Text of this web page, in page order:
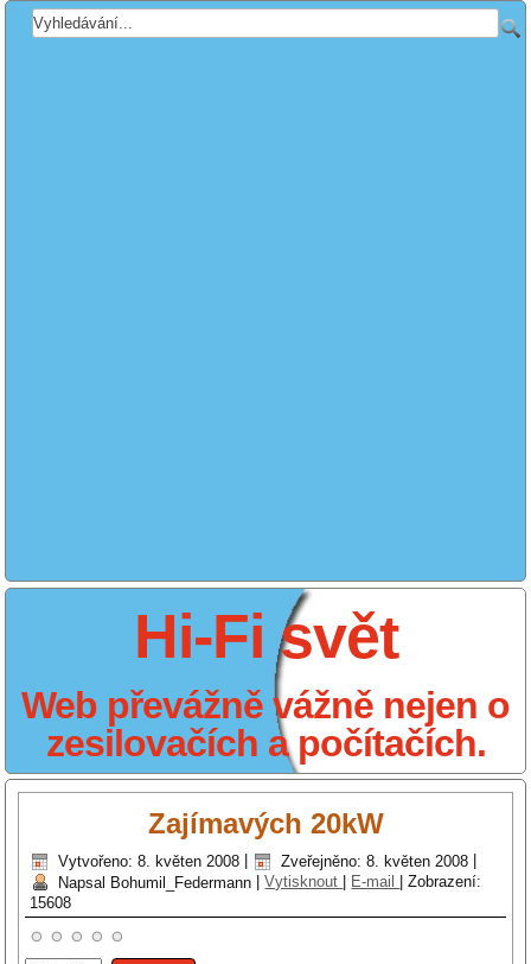
Hi-Fi svět
Web převážně vážně nejen o
zesilovačích a počítačích.
Zajímavých 20kW
Vytvořeno: 8. květen 2008 Zveřejněno: 8. květen 2008
Napsal Bohumil_Federmann |Vytisknout E-mail |Zobrazení:
15608